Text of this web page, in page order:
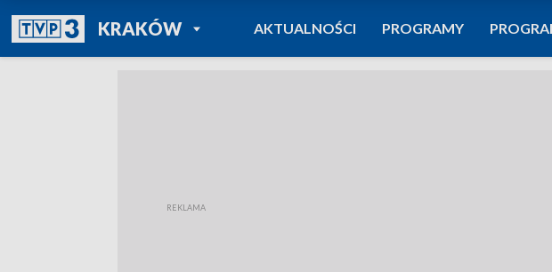
KRAKÓWPOWRÓT DO
TVP REGIONY
AKTUALNOŚCI PROGRAMY